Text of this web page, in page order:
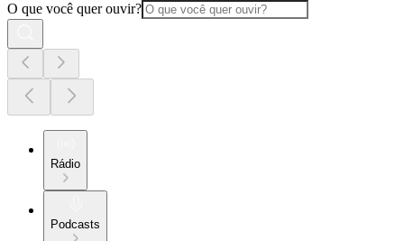
O que você quer ouvir?
Rádio
Podcasts